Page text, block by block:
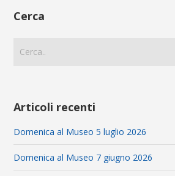
Cerca
Articoli recenti
Domenica al Museo 5 luglio 2026
Domenica al Museo 7 giugno 2026